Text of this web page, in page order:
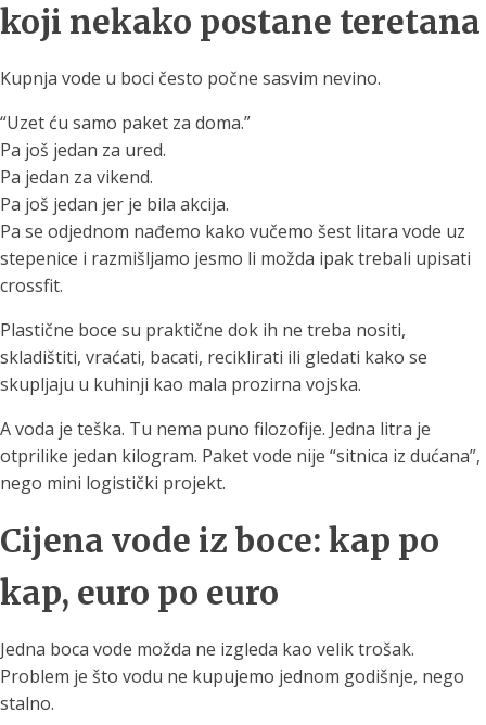
koji nekako postane teretana
Kupnja vode u boci često počne sasvim nevino.
“Uzet ću samo paket za doma.”
Pa još jedan za ured.
Pa jedan za vikend.
Pa još jedan jer je bila akcija.
Pa se odjednom nađemo kako vučemo šest litara vode uz
stepenice i razmišljamo jesmo li možda ipak trebali upisati
crossfit.
Plastične boce su praktične dok ih ne treba nositi,
skladištiti, vraćati, bacati, reciklirati ili gledati kako se
skupljaju u kuhinji kao mala prozirna vojska.
A voda je teška. Tu nema puno filozofije. Jedna litra je
otprilike jedan kilogram. Paket vode nije “sitnica iz dućana”,
nego mini logistički projekt.
Cijena vode iz boce: kap po
kap, euro po euro
Jedna boca vode možda ne izgleda kao velik trošak.
Problem je što vodu ne kupujemo jednom godišnje, nego
stalno.